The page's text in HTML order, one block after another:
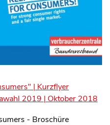
| Kurzflyer
2019 | Oktober 2018
- Broschüre